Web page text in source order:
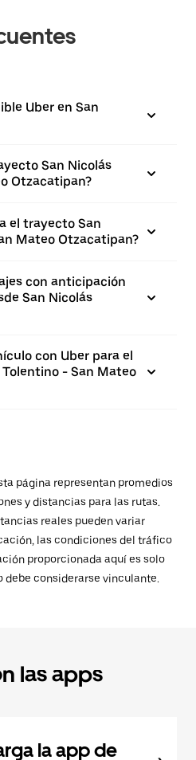
Uber en San
San Nicolás
Otzacatipan?
el trayecto San
Mateo Otzacatipan?
con anticipación
San Nicolás
con Uber para el
- San Mateo
página representan promedios
y distancias para las rutas.
reales pueden variar
las condiciones del tráfico
proporcionada aquí es solo
debe considerarse vinculante.
las apps
la app de